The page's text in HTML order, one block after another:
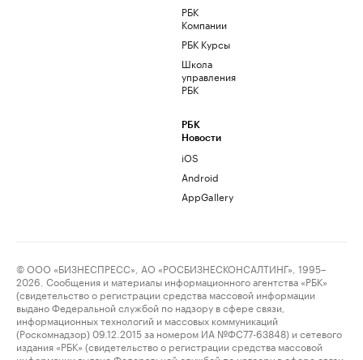
РБК
Компании
РБК Курсы
Школа
управления
РБК
РБК
Новости
iOS
Android
AppGallery
© ООО «БИЗНЕСПРЕСС», АО «РОСБИЗНЕСКОНСАЛТИНГ», 1995–
2026. Сообщения и материалы информационного агентства «РБК»
(свидетельство о регистрации средства массовой информации
выдано Федеральной службой по надзору в сфере связи,
информационных технологий и массовых коммуникаций
(Роскомнадзор) 09.12.2015 за номером ИА №ФС77-63848) и сетевого
издания «РБК» (свидетельство о регистрации средства массовой